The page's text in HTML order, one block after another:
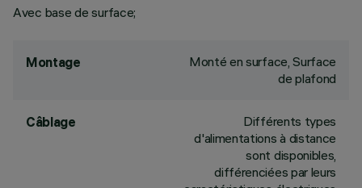
Avec base de surface;
Montage
Monté en surface, Surface
de plafond
Câblage
Différents types
d'alimentations à distance
sont disponibles,
différenciées par leurs